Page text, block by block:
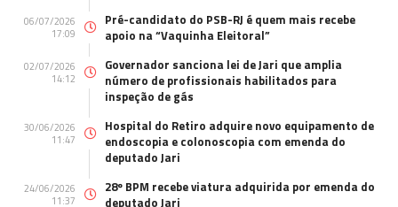
06/07/2026
17:09
Pré-candidato do PSB-RJ é quem mais recebe
apoio na “Vaquinha Eleitoral”
02/07/2026
14:12
Governador sanciona lei de Jari que amplia
número de profissionais habilitados para
inspeção de gás
30/06/2026
11:47
Hospital do Retiro adquire novo equipamento de
endoscopia e colonoscopia com emenda do
deputado Jari
24/06/2026
11:37
28º BPM recebe viatura adquirida por emenda do
deputado Jari